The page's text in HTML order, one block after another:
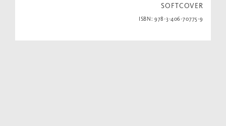
SOFTCOVER
ISBN: 978-3-406-70775-9